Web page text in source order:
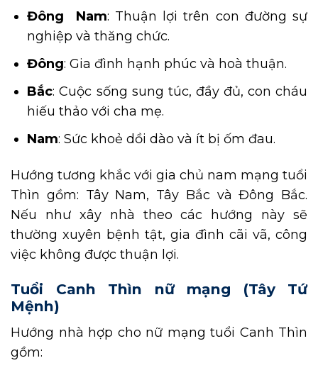
Đông Nam: Thuận lợi trên con đường sự
nghiệp và thăng chức.
Đông: Gia đình hạnh phúc và hoà thuận.
Bắc: Cuộc sống sung túc, đầy đủ, con cháu
hiếu thảo với cha mẹ.
Nam: Sức khoẻ dồi dào và ít bị ốm đau.
Hướng tương khắc với gia chủ nam mạng tuổi
Thìn gồm: Tây Nam, Tây Bắc và Đông Bắc.
Nếu như xây nhà theo các hướng này sẽ
thường xuyên bệnh tật, gia đình cãi vã, công
việc không được thuận lợi.
Tuổi Canh Thìn nữ mạng (Tây Tứ
Mệnh)
Hướng nhà hợp cho nữ mạng tuổi Canh Thìn
gồm: